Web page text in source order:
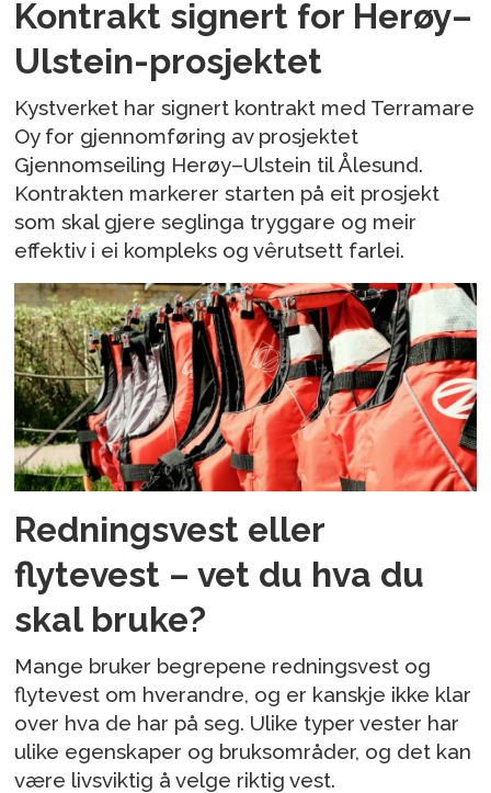
Kontrakt signert for Herøy–
Ulstein-prosjektet
Kystverket har signert kontrakt med Terramare
Oy for gjennomføring av prosjektet
Gjennomseiling Herøy–Ulstein til Ålesund.
Kontrakten markerer starten på eit prosjekt
som skal gjere seglinga tryggare og meir
effektiv i ei kompleks og vêrutsett farlei.
Redningsvest eller
flytevest – vet du hva du
skal bruke?
Mange bruker begrepene redningsvest og
flytevest om hverandre, og er kanskje ikke klar
over hva de har på seg. Ulike typer vester har
ulike egenskaper og bruksområder, og det kan
være livsviktig å velge riktig vest.